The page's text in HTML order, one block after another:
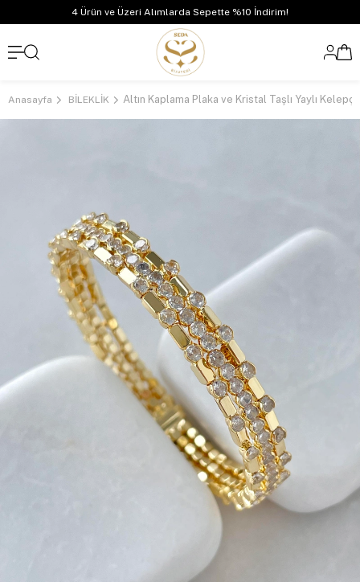
4 Ürün ve Üzeri Alımlarda Sepette %10 İndirim!
Anasayfa BİLEKLİK Altın Kaplama Plaka ve Kristal Taşlı Yaylı